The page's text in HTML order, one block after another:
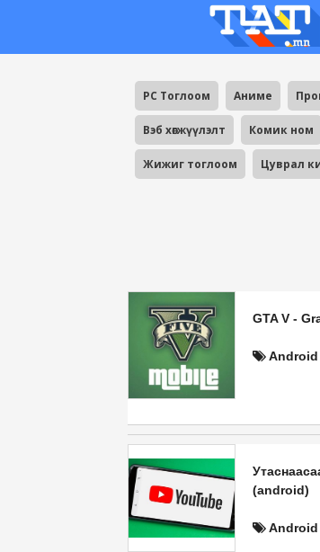
PC Тоглоом Аниме
Вэб хөгжүүлэлт Комик ном
Жижиг тоглоом Цуврал
GTA V -
Android
(android)
Android